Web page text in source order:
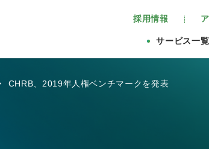
サービス一覧
採用情報
CHRB、2019年人権ベンチマークを発表